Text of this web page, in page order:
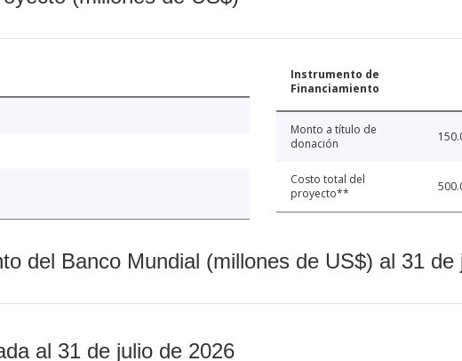
Instrumento de
Financiamiento
Monto a título de
donación
Costo total del
proyecto**
del Banco Mundial (millones de US$) al 31 de
al 31 de julio de 2026